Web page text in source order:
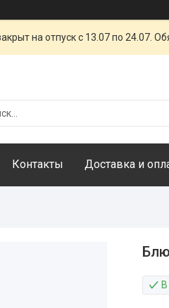
на отпуск с 13.07 по 24.07.
Контакты Доставка и